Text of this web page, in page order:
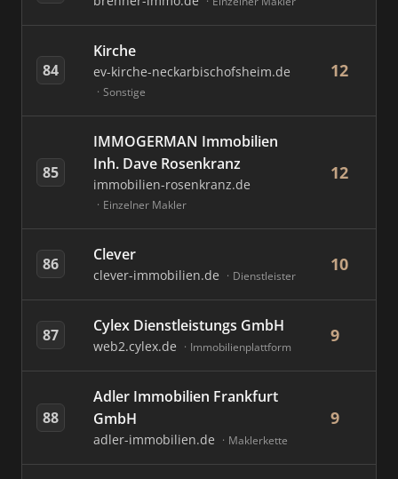
84
Kirche
ev-kirche-neckarbischofsheim.de
Sonstige
12
85
IMMOGERMAN Immobilien
Inh. Dave Rosenkranz
immobilien-rosenkranz.de
Einzelner Makler
12
86 Clever
clever-immobilien.de Dienstleister
10
87 Cylex Dienstleistungs GmbH
web2.cylex.de Immobilienplattform
9
88
Adler Immobilien Frankfurt
GmbH
adler-immobilien.de Maklerkette
9